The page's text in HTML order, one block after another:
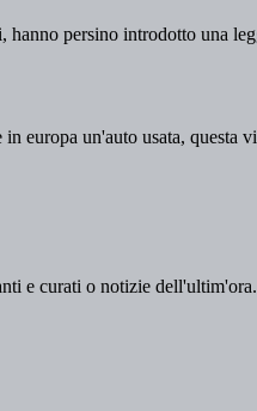
e curati o notizie dell'ultim'ora.